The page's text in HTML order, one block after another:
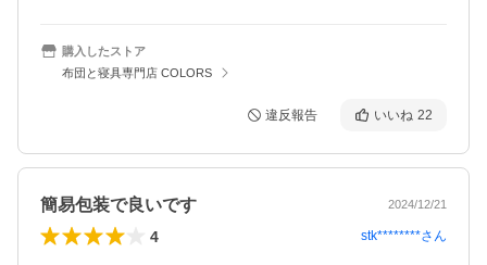
購入したストア
布団と寝具専門店 COLORS
違反報告 いいね 22
簡易包装で良いです 2024/12/21
4 stk********さん